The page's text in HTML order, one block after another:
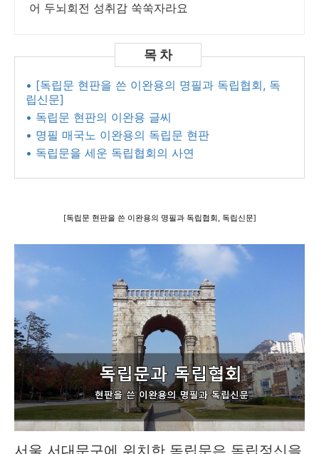
어 두뇌회전 성취감 쑥쑥자라요
• [독립문 현판을 쓴 이완용의 명필과 독립협회, 독
립신문]
• 독립문 현판의 이완용 글씨
• 명필 매국노 이완용의 독립문 현판
• 독립문을 세운 독립협회의 사연
[독립문 현판을 쓴 이완용의 명필과 독립협회, 독립신문]